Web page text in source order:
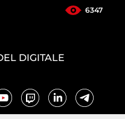
6347
DIGITALE